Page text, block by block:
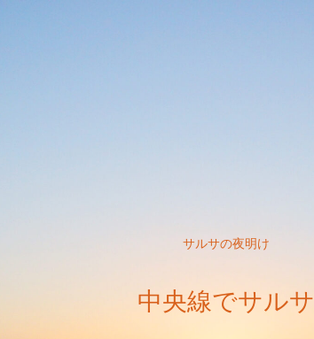
サルサの夜明け
中央線でサルサ